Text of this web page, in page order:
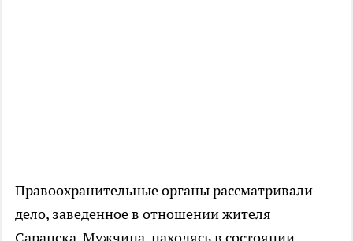
Правоохранительные органы рассматривали
дело, заведенное в отношении жителя
Саранска. Мужчина, находясь в состоянии